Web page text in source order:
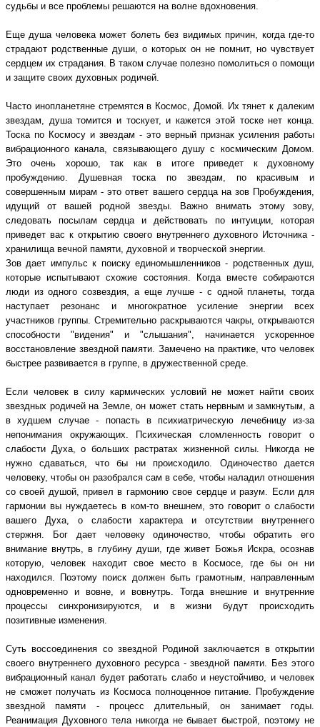
судьбы и все проблемы решаются на волне вдохновения.
Еще душа человека может болеть без видимых причин, когда где-то
страдают родственные души, о которых он не помнит, но чувствует
сердцем их страдания. В таком случае полезно помолиться о помощи
и защите своих духовных родичей.
Часто инопланетяне стремятся в Космос, Домой. Их тянет к далеким
звездам, душа томится и тоскует, и кажется этой тоске нет конца.
Тоска по Космосу и звездам - это верный признак усиления работы
вибрационного канала, связывающего душу с космическим Домом.
Это очень хорошо, так как в итоге приведет к духовному
пробуждению. Душевная тоска по звездам, по красивым и
совершенным мирам - это ответ вашего сердца на зов Пробуждения,
идущий от вашей родной звезды. Важно внимать этому зову,
следовать посылам сердца и действовать по интуиции, которая
приведет вас к открытию своего внутреннего духовного Источника -
хранилища вечной памяти, духовной и творческой энергии.
Зов дает импульс к поиску единомышленников - родственных душ,
которые испытывают схожие состояния. Когда вместе собираются
люди из одного созвездия, а еще лучше - с одной планеты, тогда
наступает резонанс и многократное усиление энергии всех
участников группы. Стремительно раскрываются чакры, открываются
способности "видения" и "слышания", начинается ускоренное
восстановление звездной памяти. Замечено на практике, что человек
быстрее развивается в группе, в дружественной среде.
Если человек в силу кармических условий не может найти своих
звездных родичей на Земле, он может стать нервным и замкнутым, а
в худшем случае - попасть в психиатрическую лечебницу из-за
непонимания окружающих. Психическая сломленность говорит о
слабости Духа, о больших растратах жизненной силы. Никогда не
нужно сдаваться, что бы ни происходило. Одиночество дается
человеку, чтобы он разобрался сам в себе, чтобы наладил отношения
со своей душой, привел в гармонию свое сердце и разум. Если для
гармонии вы нуждаетесь в ком-то внешнем, это говорит о слабости
вашего Духа, о слабости характера и отсутствии внутреннего
стержня. Бог дает человеку одиночество, чтобы обратить его
внимание внутрь, в глубину души, где живет Божья Искра, осознав
которую, человек находит свое место в Космосе, где бы он ни
находился. Поэтому поиск должен быть грамотным, направленным
одновременно и вовне, и вовнутрь. Тогда внешние и внутренние
процессы синхронизируются, и в жизни будут происходить
позитивные изменения.
Суть воссоединения со звездной Родиной заключается в открытии
своего внутреннего духовного ресурса - звездной памяти. Без этого
вибрационный канал будет работать слабо и неустойчиво, и человек
не сможет получать из Космоса полноценное питание. Пробуждение
звездной памяти - процесс длительный, он занимает годы.
Реанимация Духовного тела никогда не бывает быстрой, поэтому не